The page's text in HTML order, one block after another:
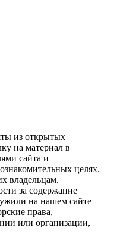
из открытых
на материал в
сайта и
целях.
владельцам.
за содержание
на нашем сайте
права,
или организации,